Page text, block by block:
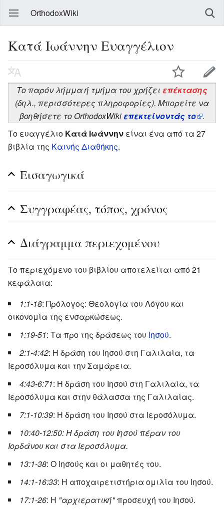
OrthodoxWiki
Κατά Ιωάννην Ευαγγέλιον
Το παρόν λήμμα ή τμήμα του χρήζει επέκτασης
(δηλ., περισσότερες πληροφορίες). Μπορείτε να
βοηθήσετε το OrthodoxWiki επεκτείνοντάς το
.
Το ευαγγέλιο Κατά Ιωάννην είναι ένα από τα 27
βιβλία της Καινής Διαθήκης.
Εισαγωγικά
Συγγραφέας, τόπος, χρόνος
Διάγραμμα περιεχομένου
Το περιεχόμενο του βιβλίου αποτελείται από 21
κεφάλαια:
1:1-18: Πρόλογος: Θεολογία του Λόγου και
οικονομία της ενσαρκώσεως.
1:19-51: Τα προ της δράσεως του Ιησού.
2:1-4:42: Η δράση του Ιησού στη Γαλιλαία, τα
Ιεροσόλυμα και την Σαμάρεια.
4:43-6:71: Η δράση του Ιησού στη Γαλιλαία, τα
Ιεροσόλυμα και στην θάλασσα της Γαλιλαίας.
7:1-10:39: Η δράση του Ιησού στα Ιεροσόλυμα.
10:40-12:50: Η δράση του Ιησού πέραν του
Ιορδάνου και στα Ιεροσόλυμα.
13:1-38: Ο Ιησούς και οι μαθητές του.
14:1-16:33: Η αποχαιρετιστήρια ομιλία του Ιησού.
17:1-26: Η "αρχιερατική"προσευχή του Ιησού.